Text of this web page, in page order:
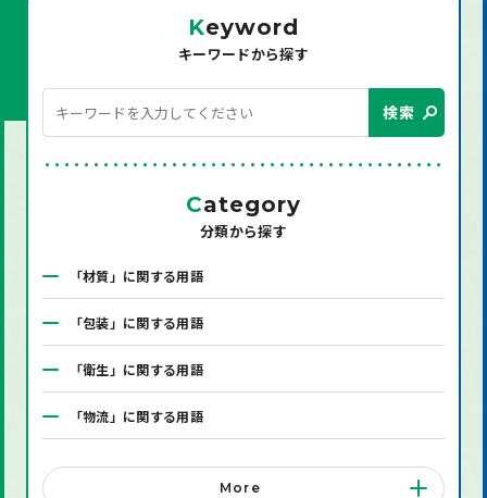
Keyword
キーワードから探す
検索
Category
分類から探す
「材質」に関する用語
「包装」に関する用語
「衛生」に関する用語
「物流」に関する用語
「システム」に関する用語
More